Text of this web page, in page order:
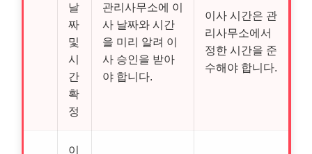
날
짜
및
시
간
확
정
관리사무소에 이
사 날짜와 시간
을 미리 알려 이
사 승인을 받아
야 합니다.
이사 시간은 관
리사무소에서
정한 시간을 준
수해야 합니다.
이